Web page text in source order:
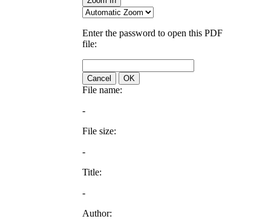
Enter the password to open this PDF
file:
Cancel OK
File name:
-
File size:
-
Title:
-
Author: